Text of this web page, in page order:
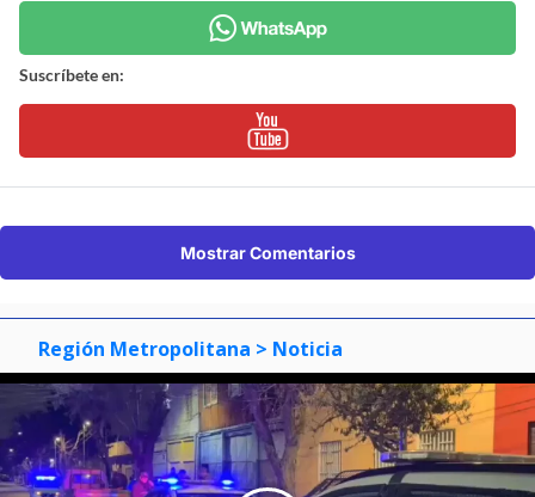
Suscríbete en:
Mostrar Comentarios
Región Metropolitana > Noticia